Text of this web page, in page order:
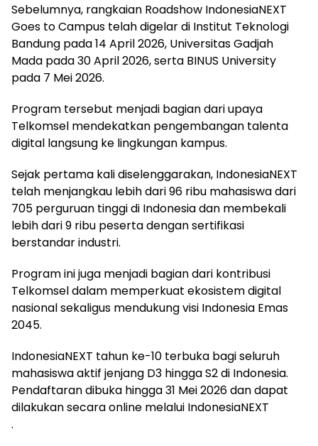
Sebelumnya, rangkaian Roadshow IndonesiaNEXT
Goes to Campus telah digelar di Institut Teknologi
Bandung pada 14 April 2026, Universitas Gadjah
Mada pada 30 April 2026, serta BINUS University
pada 7 Mei 2026.
Program tersebut menjadi bagian dari upaya
Telkomsel mendekatkan pengembangan talenta
digital langsung ke lingkungan kampus.
Sejak pertama kali diselenggarakan, IndonesiaNEXT
telah menjangkau lebih dari 96 ribu mahasiswa dari
705 perguruan tinggi di Indonesia dan membekali
lebih dari 9 ribu peserta dengan sertifikasi
berstandar industri.
Program ini juga menjadi bagian dari kontribusi
Telkomsel dalam memperkuat ekosistem digital
nasional sekaligus mendukung visi Indonesia Emas
2045.
IndonesiaNEXT tahun ke-10 terbuka bagi seluruh
mahasiswa aktif jenjang D3 hingga S2 di Indonesia.
Pendaftaran dibuka hingga 31 Mei 2026 dan dapat
dilakukan secara online melalui IndonesiaNEXT
.